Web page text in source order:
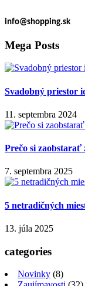
info@shopping.sk
Mega Posts
Svadobný priestor
11. septembra 2024
Prečo si zaobstarať
7. septembra 2025
5 netradičných
13. júla 2025
categories
Novinky (8)